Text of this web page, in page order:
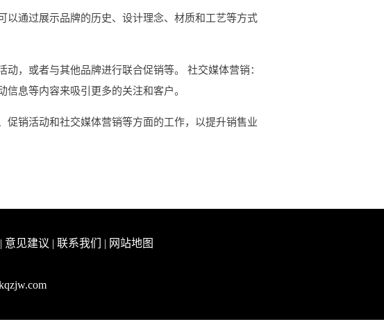
通过展示品牌的历史、设计理念、材质和工艺等方式
，或者与其他品牌进行联合促销等。 社交媒体营销：
息等内容来吸引更多的关注和客户。
销活动和社交媒体营销等方面的工作，以提升销售业
| 意见建议 | 联系我们 | 网站地图